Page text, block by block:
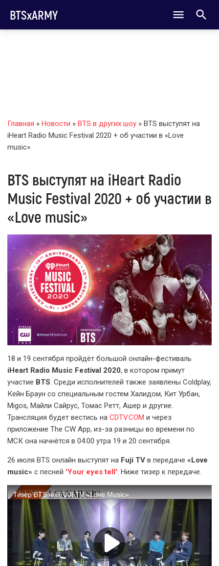
BTSxARMY
Главная » Новости » BTS в других шоу » BTS выступят на
iHeart Radio Music Festival 2020 + об участии в «Love
music»
BTS выступят на iHeart Radio
Music Festival 2020 + об участии в
«Love music»
18 и 19 сентября пройдёт большой онлайн-фестиваль
iHeart Radio Music Festival 2020, в котором примут
участие BTS. Среди исполнителей также заявлены Coldplay,
Кейн Браун со специальным гостем Халидом, Кит Урбан,
Migos, Майли Сайрус, Томас Ретт, Ашер и другие.
Трансляция будет вестись на CDTV.COM и через
приложение The CW App, из-за разницы во времени по
МСК она начнётся в 04:00 утра 19 и 20 сентября.
26 июля BTS онлайн выступят на Fuji TV в передаче «Love
music» с песней 'Your eyes tell'. Ниже тизер к передаче.